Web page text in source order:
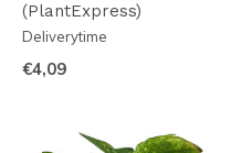
(PlantExpress)
Deliverytime
€4,09